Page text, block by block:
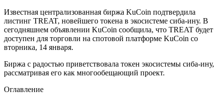
Известная централизованная биржа KuCoin подтвердила
листинг TREAT, новейшего токена в экосистеме сиба-ину. В
сегодняшнем объявлении KuCoin сообщила, что TREAT будет
доступен для торговли на спотовой платформе KuCoin со
вторника, 14 января.
Биржа с радостью приветствовала токен экосистемы сиба-ину,
рассматривая его как многообещающий проект.
Оглавление